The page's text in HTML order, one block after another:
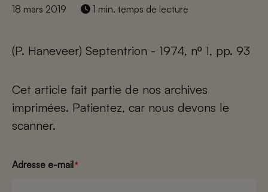
18 mars 2019 1 min. temps de lecture
(P. Haneveer) Septentrion - 1974, nº 1, pp. 93
Cet article fait partie de nos archives
imprimées. Patientez, car nous devons le
scanner.
Adresse e-mail*